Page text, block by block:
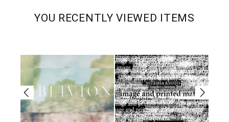
YOU RECENTLY VIEWED ITEMS